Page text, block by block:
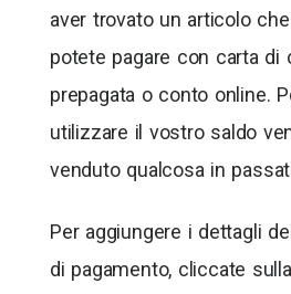
aver trovato un articolo
potete pagare con carta di
prepagata o conto online.
utilizzare il vostro saldo
venduto qualcosa in
Per aggiungere i dettagli
di pagamento, cliccate